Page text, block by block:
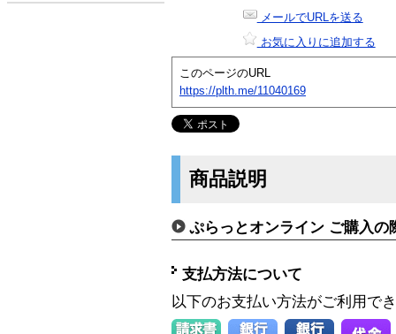
メールでURLを送る
お気に入りに追加する
このページのURL
https://plth.me/11040169
商品説明
ぷらっとオンライン ご購入の
支払方法について
以下のお支払い方法がご利用で